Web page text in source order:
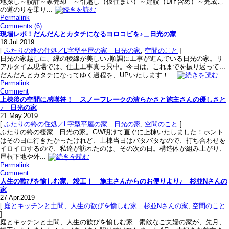
の道のりを乗り...
Permalink
Comments (6)
現場レポ！だんだんとカタチになるヨロコビを♪＿日光の家
18 Jul.2019
[ ふたりの終の住処／L字型平屋の家＿日光の家, 空間のこと ]
日光の家越しに、緑の稜線が美しい♪順調に工事が進んでいる日光の家。リ
アルタイム現場では、仕上工事真っ只中。今日は、これまでを振り返って...
だんだんとカタチになってゆく過程を、UPいたします！...
Permalink
Comment
上棟後の空間に感嘆符！＿スノーフレークの清らかさと施主さんの優しさと
♪＿日光の家
21 May.2019
[ ふたりの終の住処／L字型平屋の家＿日光の家, 空間のこと ]
ふたりの終の棲家...日光の家。GW明けて直ぐに上棟いたしました！ホント
はその日に行きたかったけれど、上棟当日はバタバタなので、打ち合わせを
イロイロするので、私達が訪れたのは、その次の日。構造体が組み上がり、
屋根下地や外...
Permalink
Comment
人生の歓びを愉しむ家、竣工！＿施主さんからのお便りより♪＿杉並Nさんの
家
27 Apr.2019
[ 庭とキッチンと土間、人生の歓びを愉しむ家＿杉並Nさんの家, 空間のこと
]
庭とキッチンと土間、人生の歓びを愉しむ家...素敵なご夫婦の家が、先月、